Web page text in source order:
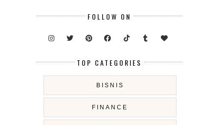
FOLLOW ON
TOP CATEGORIES
BISNIS
FINANCE